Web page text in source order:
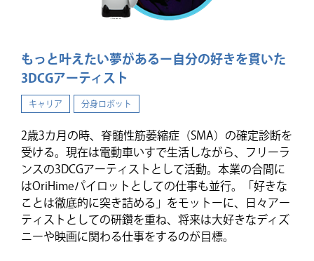
キャリア 分身ロボット
もっと叶えたい夢があるー自分の好きを貫いた
3DCGアーティスト
2歳3カ月の時、脊髄性筋萎縮症（SMA）の確定診断を
受ける。現在は電動車いすで生活しながら、フリーラ
ンスの3DCGアーティストとして活動。本業の合間に
はOriHimeパイロットとしての仕事も並行。「好きな
ことは徹底的に突き詰める」をモットーに、日々アー
ティストとしての研鑽を重ね、将来は大好きなディズ
ニーや映画に関わる仕事をするのが目標。